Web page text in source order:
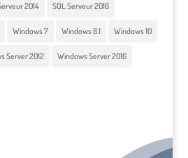
2014 SQL Serveur 2016
Windows 7 Windows 8.1 Windows 10
Server 2012 Windows Server 2016